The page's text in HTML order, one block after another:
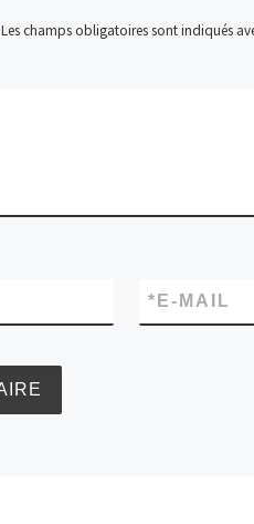
Les champs obligatoires sont indiqués
E-MAIL
*